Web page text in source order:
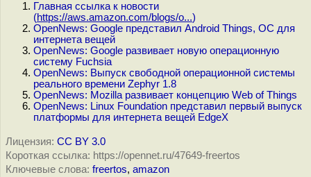
Главная ссылка к новости
(https://aws.amazon.com/blogs/o...)
OpenNews: Google представил Android Things, ОС для
интернета вещей
OpenNews: Google развивает новую операционную
систему Fuchsia
OpenNews: Выпуск свободной операционной системы
реального времени Zephyr 1.8
OpenNews: Mozilla развивает концепцию Web of Things
OpenNews: Linux Foundation представил первый выпуск
платформы для интернета вещей EdgeX
Лицензия: CC BY 3.0
Короткая ссылка: https://opennet.ru/47649-freertos
Ключевые слова: freertos, amazon